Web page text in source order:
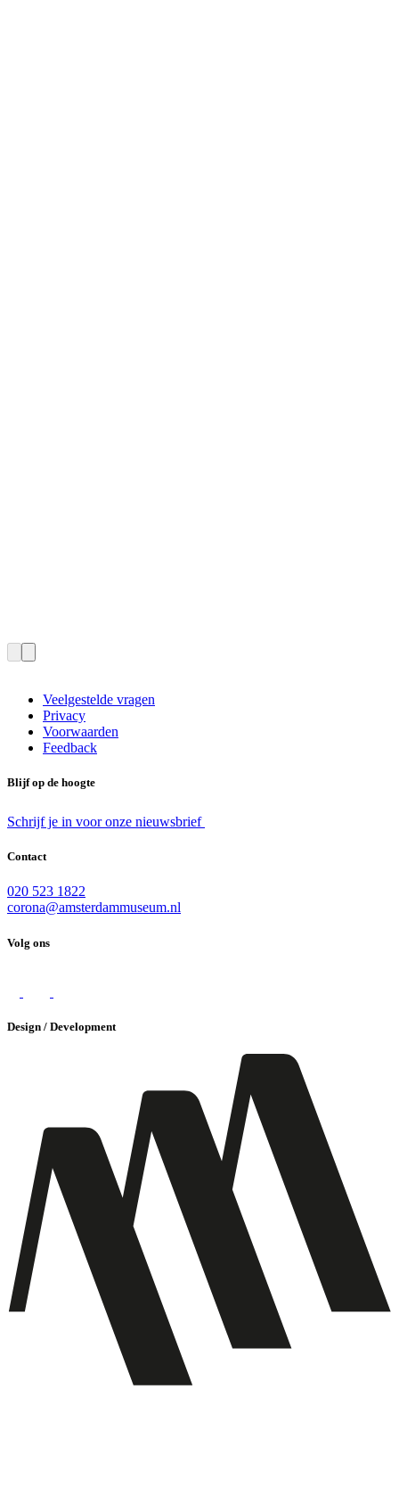
Veelgestelde vragen
Privacy
Voorwaarden
Feedback
Blijf op de hoogte
Schrijf je in voor onze nieuwsbrief
Contact
020 523 1822
corona@amsterdammuseum.nl
Volg ons
Design / Development